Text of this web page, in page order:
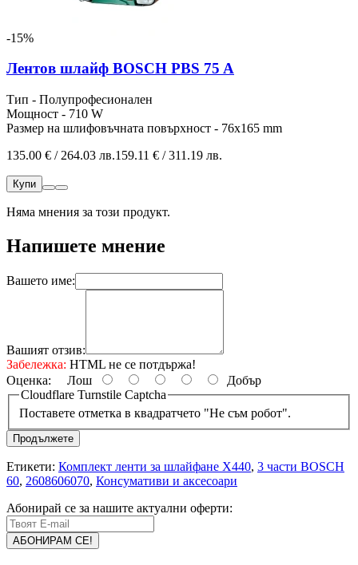
-15%
Лентов шлайф BOSCH PBS 75 A
Тип - Полупрофесионален
Мощност - 710 W
Размер на шлифовъчната повърхност - 76х165 mm
135.00 € / 264.03 лв.159.11 € / 311.19 лв.
Купи
Няма мнения за този продукт.
Напишете мнение
Вашето име:
Вашият отзив:
Забележка: HTML не се потдържа!
Оценка: Лош
Добър
Cloudflare Turnstile Captcha
Поставете отметка в квадратчето "Не съм робот".
Продължете
Етикети: Комплект ленти за шлайфане X440, 3 части BOSCH
60, 2608606070, Консумативи и аксесоари
Абонирай се за нашите актуални оферти: